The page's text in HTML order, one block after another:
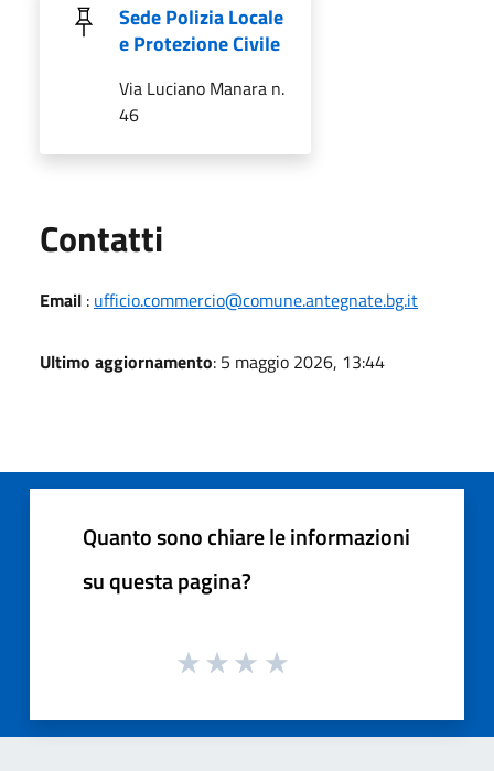
Sede Polizia Locale
e Protezione Civile
Via Luciano Manara n.
46
Contatti
Email : ufficio.commercio@comune.antegnate.bg.it
Ultimo aggiornamento: 5 maggio 2026, 13:44
Quanto sono chiare le informazioni
su questa pagina?